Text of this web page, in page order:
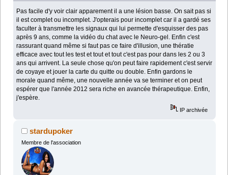
Pas facile d'y voir clair apparement il a une lésion basse. On sait pas si
il est complet ou incomplet. J'opterais pour incomplet car il a gardé ses
faculter à transmettre les signaux qui lui permette d'esquisser des pas
après 9 ans, comme la vidéo du chat avec le Neuro-gel. Enfin c'est
rassurant quand même si faut pas ce faire d'illusion, une thératie
efficace avec tout les test et tout et tout c'est pas pour dans les 2 ou 3
ans qui arrivent. La seule chose qu'on peut faire rapidement c'est servir
de coyaye et jouer la carte du quitte ou double. Enfin gardons le
morale quand même, une nouvelle année va se terminer et on peut
espérer que l'année 2012 sera riche en avancée thérapeutique. Enfin,
j'espère.
IP archivée
stardupoker
Membre de l'association